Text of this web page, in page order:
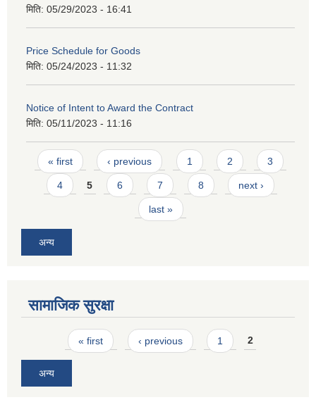
मिति: 05/29/2023 - 16:41
Price Schedule for Goods
मिति: 05/24/2023 - 11:32
Notice of Intent to Award the Contract
मिति: 05/11/2023 - 11:16
Pages
« first ‹ previous 1 2 3
4 5 6 7 8 next ›
last »
अन्य
सामाजिक सुरक्षा
Pages« first ‹ previous 1 2
अन्य